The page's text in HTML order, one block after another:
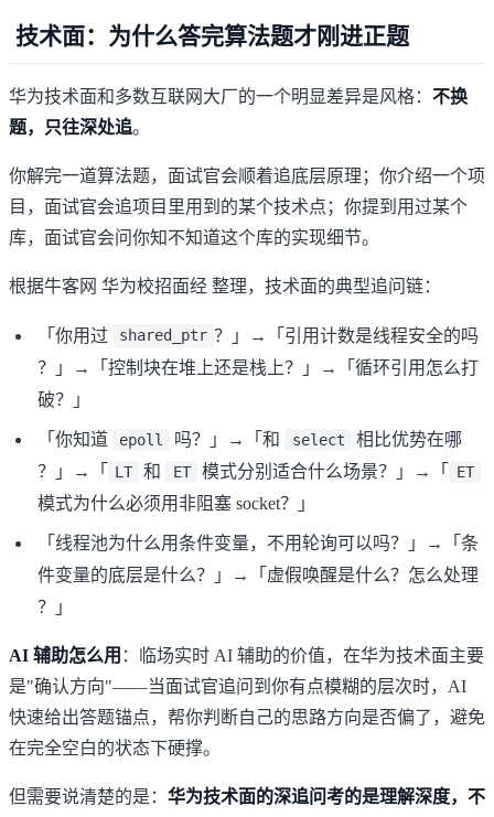
技术面：为什么答完算法题才刚进正题
华为技术面和多数互联网大厂的一个明显差异是风格： 不换
题，只往深处追。
你解完一道算法题，面试官会顺着追底层原理；你介绍一个项
目，面试官会追项目里用到的某个技术点；你提到用过某个
库，面试官会问你知不知道这个库的实现细节。
根据牛客网 华为校招面经 整理，技术面的典型追问链：
「你用过 shared_ptr ？」→「引用计数是线程安全的吗
？」→「控制块在堆上还是栈上？」→「循环引用怎么打
破？」
「你知道 epoll 吗？」→「和 select
相比优势在哪
？」→「
LT 和 ET 模式分别适合什么场景？」→「 ET
模式为什么必须用非阻塞 socket？」
「线程池为什么用条件变量，不用轮询可以吗？」→「条
件变量的底层是什么？」→「虚假唤醒是什么？怎么处理
？」
AI 辅助怎么用 ：临场实时 AI 辅助的价值，在华为技术面主要
是"确认方向"——当面试官追问到你有点模糊的层次时，AI
快速给出答题锚点，帮你判断自己的思路方向是否偏了，避免
在完全空白的状态下硬撑。
但需要说清楚的是： 华为技术面的深追问考的是理解深度，不